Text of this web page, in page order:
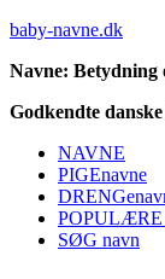
baby-navne.dk
Navne: Betydning
Godkendte
NAVNE
PIGEnavne
POPULÆRE
SØG navn